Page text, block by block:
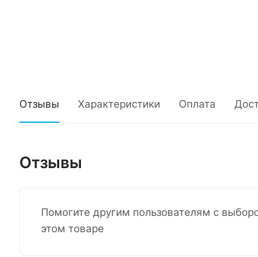
Отзывы Характеристики Оплата
Отзывы
Помогите другим пользователям с
этом товаре